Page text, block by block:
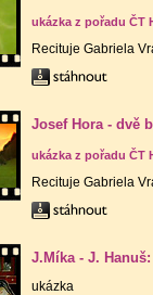
ukázka z pořadu ČT
Recituje Gabriela
Josef Hora - dvě
ukázka z pořadu ČT
Recituje Gabriela
J.Míka - J.
ukázka